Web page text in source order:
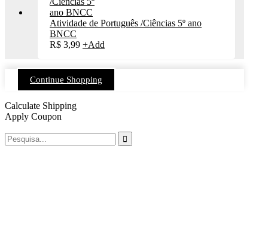
Atividade de Português /Ciências 5º ano
BNCC
R$ 3,99 +Add
Continue Shopping
Calculate Shipping
Apply Coupon